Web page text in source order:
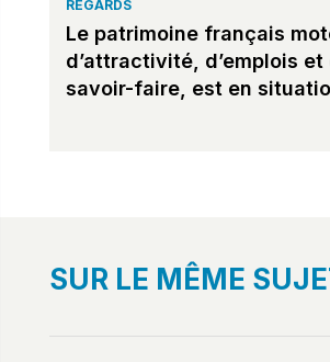
REGARDS
Le patrimoine français
d’attractivité, d’emplois et
savoir-faire, est en
SUR LE MÊME